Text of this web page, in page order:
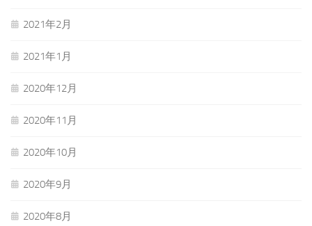
2021年2月
2021年1月
2020年12月
2020年11月
2020年10月
2020年9月
2020年8月